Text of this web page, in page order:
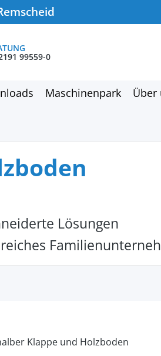
99559-0
Maschinenpark Über
Lösungen